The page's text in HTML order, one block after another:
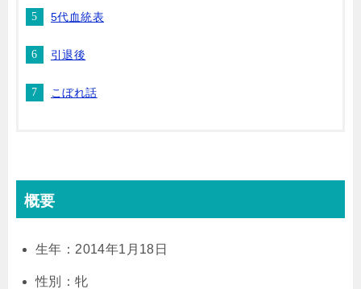
5代血統表
引退後
こぼれ話
概要
生年：2014年1月18日
性別：牝